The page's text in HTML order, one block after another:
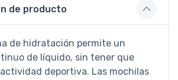
de producto
de hidratación permite un
de líquido, sin tener que
deportiva. Las mochilas